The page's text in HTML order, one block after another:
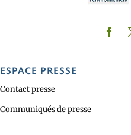
ESPACE PRESSE
Contact presse
Communiqués de presse